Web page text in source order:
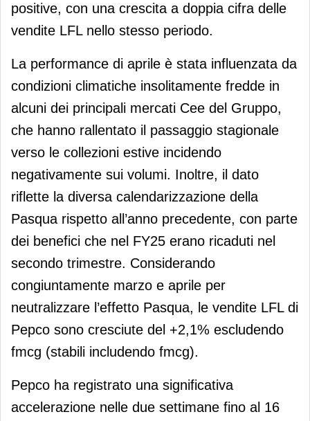
positive, con una crescita a doppia cifra delle
vendite LFL nello stesso periodo.
La performance di aprile è stata influenzata da
condizioni climatiche insolitamente fredde in
alcuni dei principali mercati Cee del Gruppo,
che hanno rallentato il passaggio stagionale
verso le collezioni estive incidendo
negativamente sui volumi. Inoltre, il dato
riflette la diversa calendarizzazione della
Pasqua rispetto all’anno precedente, con parte
dei benefici che nel FY25 erano ricaduti nel
secondo trimestre. Considerando
congiuntamente marzo e aprile per
neutralizzare l’effetto Pasqua, le vendite LFL di
Pepco sono cresciute del +2,1% escludendo
fmcg (stabili includendo fmcg).
Pepco ha registrato una significativa
accelerazione nelle due settimane fino al 16